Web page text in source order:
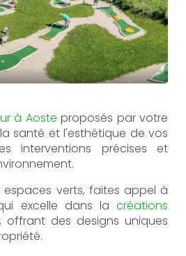
à Aoste proposés par votre
santé et l'esthétique de vos
interventions précises et
espaces verts, faites appel à
excelle dans la créations
, offrant des designs uniques